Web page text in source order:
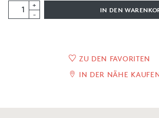
+
-
IN DEN
ZU DEN FAVORITEN
IN DER NÄHE